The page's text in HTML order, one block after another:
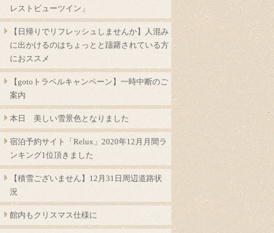
レストビューツイン」
【日帰りでリフレッシュしませんか】人混み
に出かけるのはちょっとと躊躇されている方
におススメ
【gotoトラベルキャンペーン】一時中断のご
案内
本日 美しい雪景色となりました
宿泊予約サイト「Relux」2020年12月月間ラ
ンキング1位頂きました
【積雪ございません】12月31日周辺道路状
況
館内もクリスマス仕様に